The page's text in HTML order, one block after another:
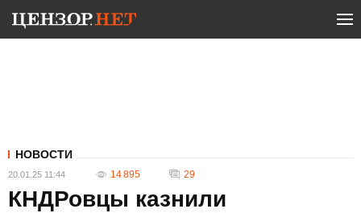
НОВОСТИ
20.01.25 11:44 14 895 29
КНДРовцы казнили